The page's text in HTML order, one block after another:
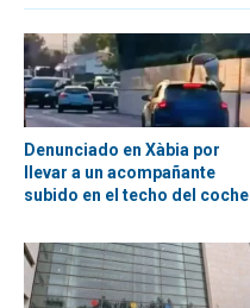
Denunciado en Xàbia por
llevar a un acompañante
subido en el techo del coche